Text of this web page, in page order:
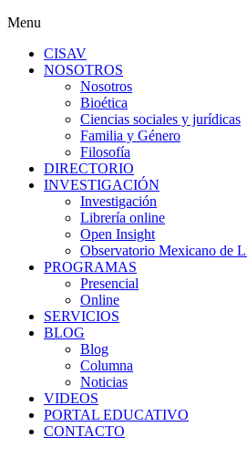
Menu
CISAV
NOSOTROS
Nosotros
Bioética
Ciencias sociales y jurídicas
Familia y Género
Filosofía
DIRECTORIO
INVESTIGACIÓN
Investigación
Librería online
Open Insight
Observatorio Mexicano de
PROGRAMAS
Presencial
Online
SERVICIOS
BLOG
Blog
Columna
Noticias
VIDEOS
PORTAL EDUCATIVO
CONTACTO